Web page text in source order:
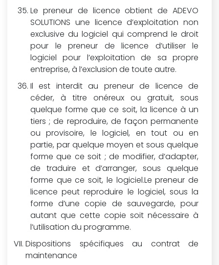
Le preneur de licence obtient de ADEVO
SOLUTIONS une licence d’exploitation non
exclusive du logiciel qui comprend le droit
pour le preneur de licence d’utiliser le
logiciel pour l’exploitation de sa propre
entreprise, à l’exclusion de toute autre.
Il est interdit au preneur de licence de
céder, à titre onéreux ou gratuit, sous
quelque forme que ce soit, la licence à un
tiers ; de reproduire, de façon permanente
ou provisoire, le logiciel, en tout ou en
partie, par quelque moyen et sous quelque
forme que ce soit ; de modifier, d’adapter,
de traduire et d’arranger, sous quelque
forme que ce soit, le logiciel.Le preneur de
licence peut reproduire le logiciel, sous la
forme d’une copie de sauvegarde, pour
autant que cette copie soit nécessaire à
l’utilisation du programme.
Dispositions spécifiques au contrat de
maintenance